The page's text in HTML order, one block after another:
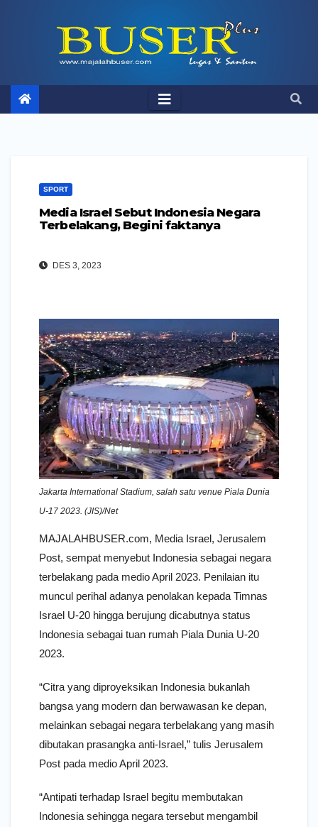
SPORT
Media Israel Sebut Indonesia Negara
Terbelakang, Begini faktanya
DES 3, 2023
Jakarta International Stadium, salah satu venue Piala Dunia
U-17 2023. (JIS)/Net
MAJALAHBUSER.com, Media Israel, Jerusalem
Post, sempat menyebut Indonesia sebagai negara
terbelakang pada medio April 2023. Penilaian itu
muncul perihal adanya penolakan kepada Timnas
Israel U-20 hingga berujung dicabutnya status
Indonesia sebagai tuan rumah Piala Dunia U-20
2023.
“Citra yang diproyeksikan Indonesia bukanlah
bangsa yang modern dan berwawasan ke depan,
melainkan sebagai negara terbelakang yang masih
dibutakan prasangka anti-Israel,” tulis Jerusalem
Post pada medio April 2023.
“Antipati terhadap Israel begitu membutakan
Indonesia sehingga negara tersebut mengambil